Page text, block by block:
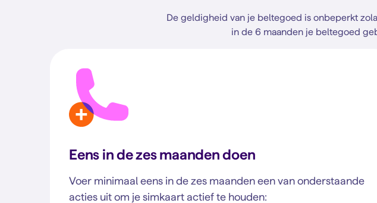
De geldigheid van je beltegoed is onbeperkt
in de 6 maanden je beltegoed
Eens in de zes maanden doen
Voer minimaal eens in de zes maanden een van onderstaande
acties uit om je simkaart actief te houden: